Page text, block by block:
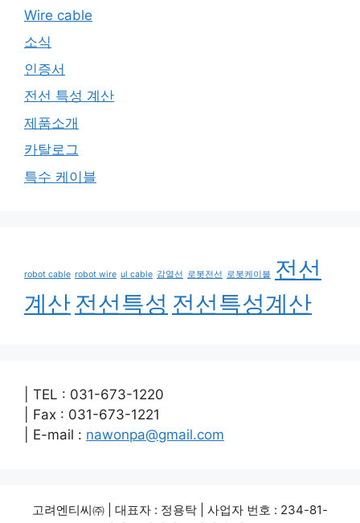
Wire cable
소식
인증서
전선 특성 계산
제품소개
카탈로그
특수 케이블
robot cable robot wire ul cable 감열선 로봇전선 로봇케이블 전선
계산 전선특성 전선특성계산
| TEL : 031-673-1220
| Fax : 031-673-1221
| E-mail : nawonpa@gmail.com
고려엔티씨㈜ | 대표자 : 정용탁 | 사업자 번호 : 234-81-